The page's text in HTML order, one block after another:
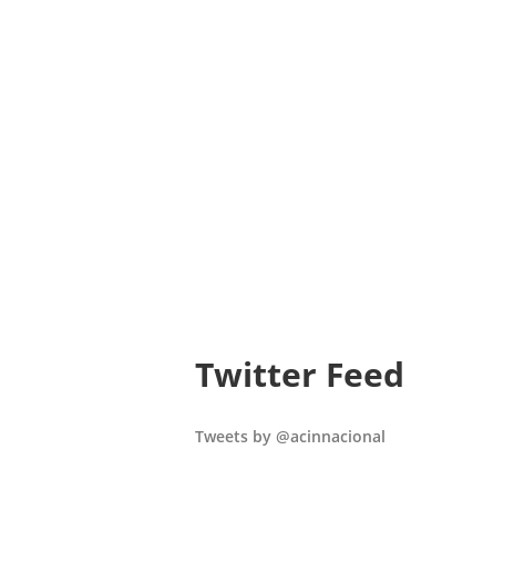
Twitter Feed
Tweets by @acinnacional